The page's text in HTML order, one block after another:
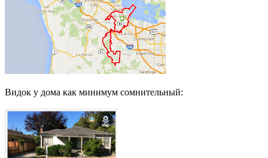
Видок у дома как минимум сомнительный: